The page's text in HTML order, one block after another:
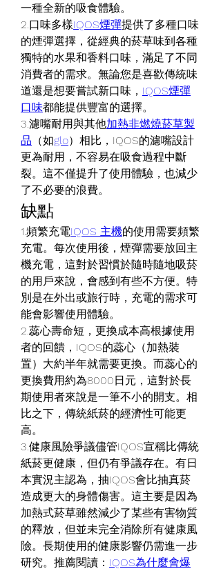
一種全新的吸食體驗。
2.口味多樣IQOS煙彈提供了多種口味
的煙彈選擇，從經典的菸草味到各種
獨特的水果和香料口味，滿足了不同
消費者的需求。無論您是喜歡傳統味
道還是想要嘗試新口味， IQOS煙彈
口味都能提供豐富的選擇。
3.濾嘴耐用與其他加熱非燃燒菸草製
品 （如glo）相比，IQOS的濾嘴設計
更為耐用，不容易在吸食過程中斷
裂。這不僅提升了使用體驗，也減少
了不必要的浪費。
缺點
1.頻繁充電IQOS 主機的使用需要頻繁
充電。每次使用後，煙彈需要放回主
機充電，這對於習慣於隨時隨地吸菸
的用戶來說，會感到有些不方便。特
別是在外出或旅行時，充電的需求可
能會影響使用體驗。
2.蕊心壽命短，更換成本高根據使用
者的回饋，IQOS的蕊心（加熱裝
置）大約半年就需要更換。而蕊心的
更換費用約為8000日元，這對於長
期使用者來說是一筆不小的開支。相
比之下，傳統紙菸的經濟性可能更
高。
3.健康風險爭議儘管IQOS宣稱比傳統
紙菸更健康，但仍有爭議存在。有日
本實況主認為，抽IQOS會比抽真菸
造成更大的身體傷害。這主要是因為
加熱式菸草雖然減少了某些有害物質
的釋放，但並未完全消除所有健康風
險。長期使用的健康影響仍需進一步
研究。推薦閱讀： IQOS為什麼會爆